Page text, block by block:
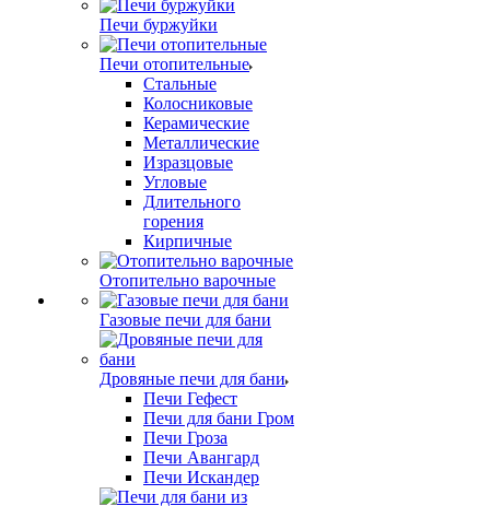
Печи буржуйки
Печи отопительные
Стальные
Колосниковые
Керамические
Металлические
Изразцовые
Угловые
Длительного
горения
Кирпичные
Отопительно варочные
Газовые печи для бани
Дровяные печи для бани
Печи Гефест
Печи для бани Гром
Печи Гроза
Печи Авангард
Печи Искандер